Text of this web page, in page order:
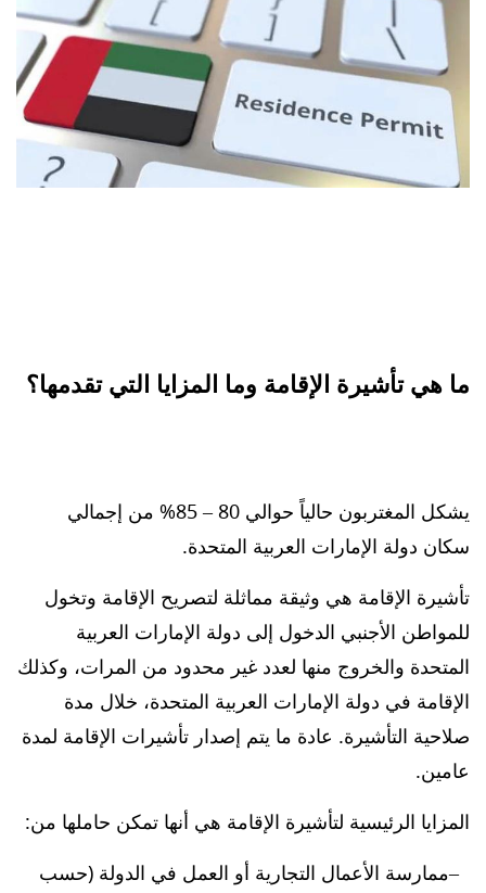
ما هي تأشيرة الإقامة وما المزايا التي تقدمها؟
يشكل المغتربون حالياً حوالي 80 – 85% من إجمالي
سكان دولة الإمارات العربية المتحدة.
تأشيرة الإقامة هي وثيقة مماثلة لتصريح الإقامة وتخول
للمواطن الأجنبي الدخول إلى دولة الإمارات العربية
المتحدة والخروج منها لعدد غير محدود من المرات، وكذلك
الإقامة في دولة الإمارات العربية المتحدة، خلال مدة
صلاحية التأشيرة. عادة ما يتم إصدار تأشيرات الإقامة لمدة
عامين.
المزايا الرئيسية لتأشيرة الإقامة هي أنها تمكن حاملها من:
ممارسة الأعمال التجارية أو العمل في الدولة (حسب